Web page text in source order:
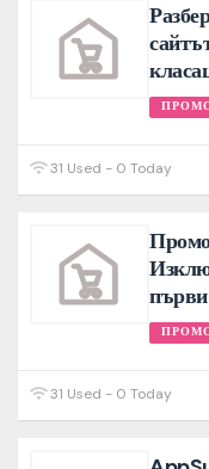
31 Used - 0 Today
31 Used - 0 Today